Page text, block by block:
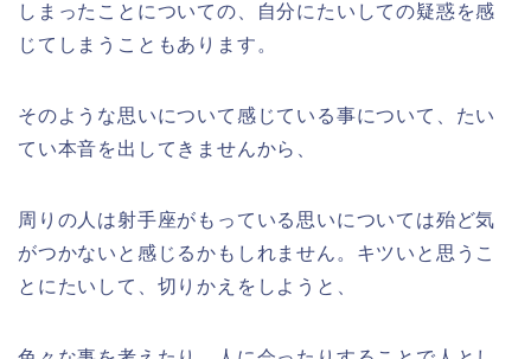
しまったことについての、自分にたいしての疑惑を感
じてしまうこともあります。
そのような思いについて感じている事について、たい
てい本音を出してきませんから、
周りの人は射手座がもっている思いについては殆ど気
がつかないと感じるかもしれません。キツいと思うこ
とにたいして、切りかえをしようと、